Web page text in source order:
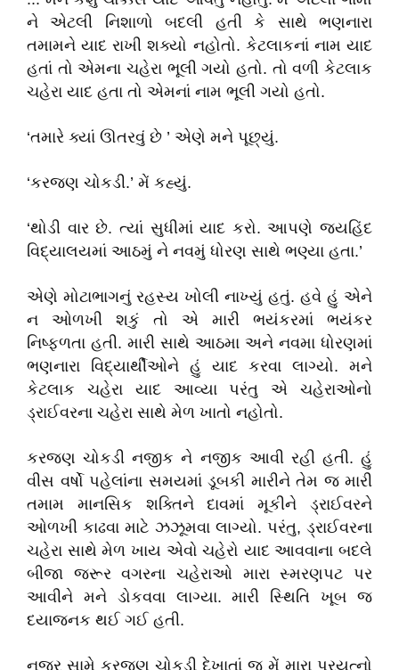
ને એટલી નિશાળો બદલી હતી કે સાથે ભણનારા
તમામને યાદ રાખી શક્યો નહોતો. કેટલાકનાં નામ યાદ
હતાં તો એમના ચહેરા ભૂલી ગયો હતો. તો વળી કેટલાક
ચહેરા યાદ હતા તો એમનાં નામ ભૂલી ગયો હતો.
‘તમારે ક્યાં ઊતરવું છે ’ એણે મને પૂછ્યું.
‘કરજણ ચોકડી.’ મેં કહ્યું.
‘થોડી વાર છે. ત્યાં સુધીમાં યાદ કરો. આપણે જયહિંદ
વિદ્યાલયમાં આઠમું ને નવમું ધોરણ સાથે ભણ્યા હતા.’
એણે મોટાભાગનું રહસ્ય ખોલી નાખ્યું હતું. હવે હું એને
ન ઓળખી શકું તો એ મારી ભયંકરમાં ભયંકર
નિષ્ફળતા હતી. મારી સાથે આઠમા અને નવમા ધોરણમાં
ભણનારા વિદ્યાર્થીઓને હું યાદ કરવા લાગ્યો. મને
કેટલાક ચહેરા યાદ આવ્યા પરંતુ એ ચહેરાઓનો
ડ્રાઈવરના ચહેરા સાથે મેળ ખાતો નહોતો.
કરજણ ચોકડી નજીક ને નજીક આવી રહી હતી. હું
વીસ વર્ષો પહેલાંના સમયમાં ડૂબકી મારીને તેમ જ મારી
તમામ માનસિક શક્તિને દાવમાં મૂકીને ડ્રાઈવરને
ઓળખી કાઢવા માટે ઝઝૂમવા લાગ્યો. પરંતુ, ડ્રાઈવરના
ચહેરા સાથે મેળ ખાય એવો ચહેરો યાદ આવવાના બદલે
બીજા જરૂર વગરના ચહેરાઓ મારા સ્મરણપટ પર
આવીને મને ડોકવવા લાગ્યા. મારી સ્થિતિ ખૂબ જ
દયાજનક થઈ ગઈ હતી.
નજર સામે કરજણ ચોકડી દેખાતાં જ મેં મારા પ્રયત્નો